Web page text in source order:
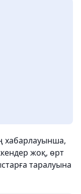
хабарлауынша,
жоқ, өрт
таралуына